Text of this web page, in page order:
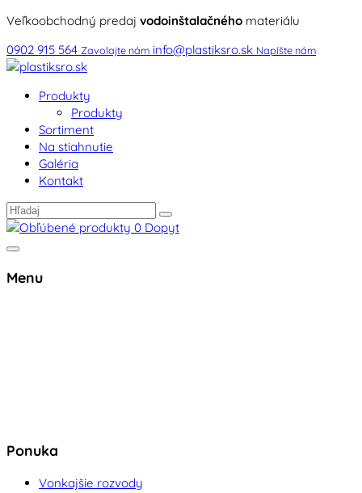
Veľkoobchodný predaj vodoinštalačného materiálu
0902 915 564 Zavolajte nám info@plastiksro.sk Napíšte nám
Produkty
Produkty
Sortiment
Na stiahnutie
Galéria
Kontakt
0 Dopyt
Menu
Ponuka
Vonkajšie rozvody